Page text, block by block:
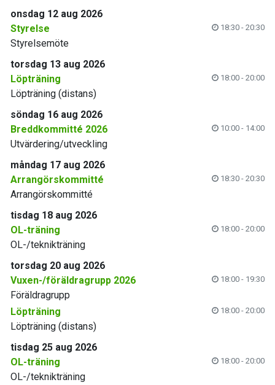
onsdag 12 aug 2026
Styrelse
18:30 - 20:30
Styrelsemöte
torsdag 13 aug 2026
Löpträning
18:00 - 20:00
Löpträning (distans)
söndag 16 aug 2026
Breddkommitté 2026
10:00 - 14:00
Utvärdering/utveckling
måndag 17 aug 2026
Arrangörskommitté
18:30 - 20:30
Arrangörskommitté
tisdag 18 aug 2026
OL-träning
18:00 - 20:00
OL-/teknikträning
torsdag 20 aug 2026
Vuxen-/föräldragrupp 2026
18:00 - 19:30
Föräldragrupp
Löpträning
18:00 - 20:00
Löpträning (distans)
tisdag 25 aug 2026
OL-träning
18:00 - 20:00
OL-/teknikträning